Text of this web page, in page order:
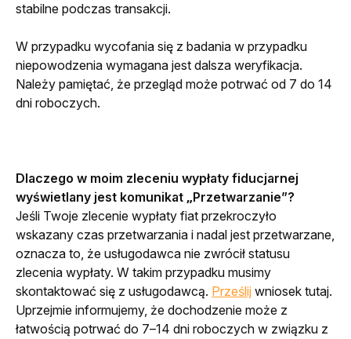
stabilne podczas transakcji.
W przypadku wycofania się z badania w przypadku
niepowodzenia wymagana jest dalsza weryfikacja.
Należy pamiętać, że przegląd może potrwać od 7 do 14
dni roboczych.
Dlaczego w moim zleceniu wypłaty fiducjarnej
wyświetlany jest komunikat „Przetwarzanie”?
Jeśli Twoje zlecenie wypłaty fiat przekroczyło
wskazany czas przetwarzania i nadal jest przetwarzane,
oznacza to, że usługodawca nie zwrócił statusu
zlecenia wypłaty. W takim przypadku musimy
skontaktować się z usługodawcą. Prześlij wniosek tutaj.
Uprzejmie informujemy, że dochodzenie może z
łatwością potrwać do 7–14 dni roboczych w związku z